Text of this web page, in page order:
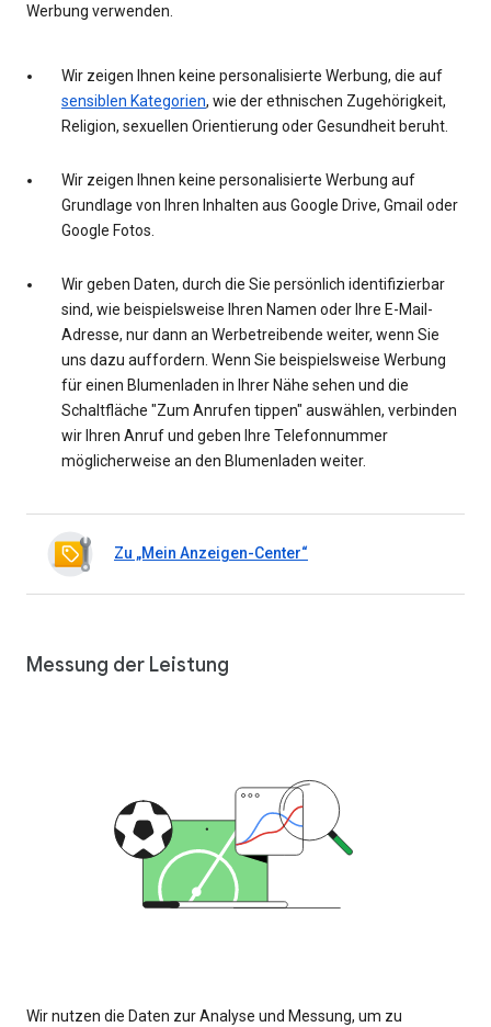
Werbung verwenden.
Wir zeigen Ihnen keine personalisierte Werbung, die auf
sensiblen Kategorien, wie der ethnischen Zugehörigkeit,
Religion, sexuellen Orientierung oder Gesundheit beruht.
Wir zeigen Ihnen keine personalisierte Werbung auf
Grundlage von Ihren Inhalten aus Google Drive, Gmail oder
Google Fotos.
Wir geben Daten, durch die Sie persönlich identifizierbar
sind, wie beispielsweise Ihren Namen oder Ihre E-Mail-
Adresse, nur dann an Werbetreibende weiter, wenn Sie
uns dazu auffordern. Wenn Sie beispielsweise Werbung
für einen Blumenladen in Ihrer Nähe sehen und die
Schaltfläche "Zum Anrufen tippen" auswählen, verbinden
wir Ihren Anruf und geben Ihre Telefonnummer
möglicherweise an den Blumenladen weiter.
Zu „Mein Anzeigen-Center“
Messung der Leistung
Wir nutzen die Daten zur Analyse und Messung, um zu